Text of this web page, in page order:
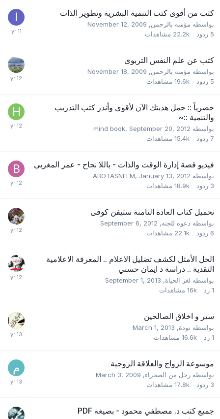
كتب من أقوى كتب التنمية البشرية وتطوير الذات
بواسطه مؤمنه بالرحمن,
November 12, 2009
5 ردود 22.2k مشاهدات
كتب عن علم النفس التربوى
بواسطه مؤمنه بالرحمن,
November 18, 2009
5 ردود 19.6k مشاهدات
حصرياً :: حمل هديتك الآن لأقوي وأندر كتب التدريب
والتنمية ::~
بواسطه mind book ,September 20, 2012
7 ردود 15.4k مشاهدات
فيديو قصة إدارة الوقت والذات - ياللا نجاح - عمر المغربي
بواسطه ABOTASNEEM ,January 13, 2012
3 ردود 18.9k مشاهدات
تحميل كتاب العادة الثامنة ستيفن كوفى
بواسطه دعوه للجنه,
September 6, 2012
6 ردود 22.1k مشاهدات
الحل الأمثل لكشف تضليل الاعلام .. المعرفة الاعلامية
النقدية .. دراسة د ايمان حسني
بواسطه لغز الحياة,
September 1, 2013
رد 16k مشاهدات
سير و اخلاق الصالحين
بواسطه نودة,
March 1, 2013
رد 16.6k مشاهدات
موسوعة الزواج والعلاقة الزوجية
بواسطه رجل من الصحراء,
March 3, 2009
3 ردود 17.8k مشاهدات
جميع كتب د. مصطفي محمود - بصيغة PDF